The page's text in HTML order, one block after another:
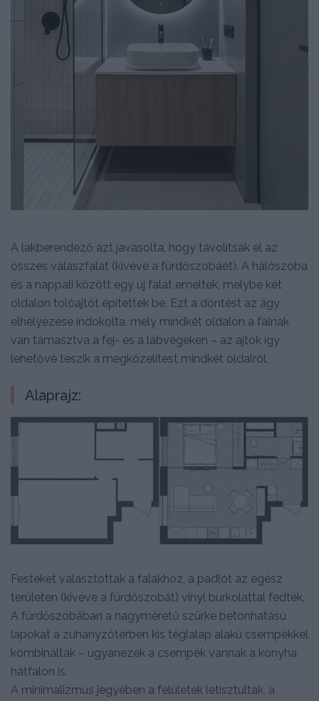
A lakberendező azt javasolta, hogy távolítsák el az
összes válaszfalat (kivéve a fürdőszobáét). A hálószoba
és a nappali között egy új falat emeltek, melybe két
oldalon tolóajtót építettek be. Ezt a döntést az ágy
elhelyezése indokolta, mely mindkét oldalon a falnak
van támasztva a fej- és a lábvégeken – az ajtók így
lehetővé teszik a megközelítést mindkét oldalról.
Alaprajz:
Festéket választottak a falakhoz, a padlót az egész
területen (kivéve a fürdőszobát) vinyl burkolattal fedték.
A fürdőszobában a nagyméretű szürke betonhatású
lapokat a zuhanyzótérben kis téglalap alakú csempékkel
kombinálták – ugyanezek a csempék vannak a konyha
hátfalon is.
A minimalizmus jegyében a felületek letisztultak, a